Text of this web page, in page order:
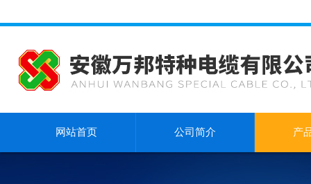
网站首页 公司简介 产